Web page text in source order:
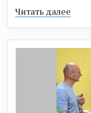
Читать далее